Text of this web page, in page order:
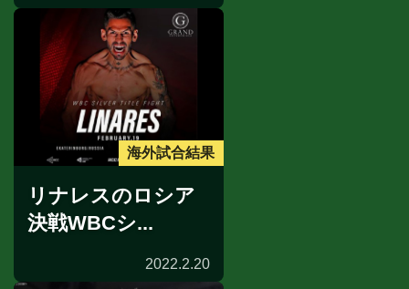
海外試合結果
リナレスのロシア
決戦WBCシ...
2022.2.20